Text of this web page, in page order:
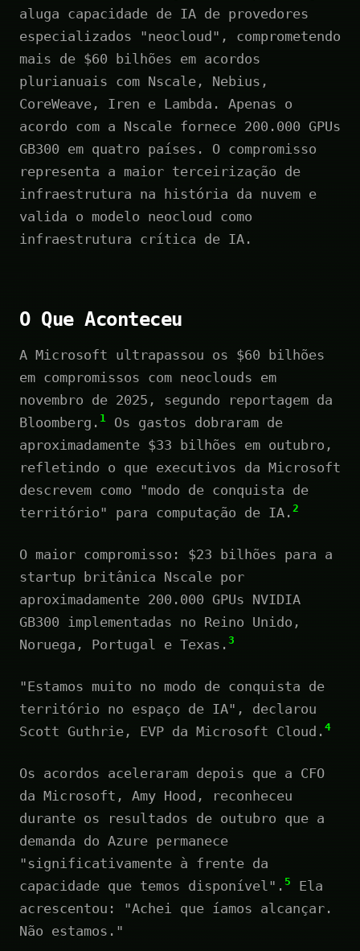
aluga capacidade de IA de provedores
especializados "neocloud", comprometendo
mais de $60 bilhões em acordos
plurianuais com Nscale, Nebius,
CoreWeave, Iren e Lambda. Apenas o
acordo com a Nscale fornece 200.000 GPUs
GB300 em quatro países. O compromisso
representa a maior terceirização de
infraestrutura na história da nuvem e
valida o modelo neocloud como
infraestrutura crítica de IA.
O Que Aconteceu
A Microsoft ultrapassou os $60 bilhões
em compromissos com neoclouds em
novembro de 2025, segundo reportagem da
Bloomberg. 1
Os gastos dobraram de
aproximadamente $33 bilhões em outubro,
refletindo o que executivos da Microsoft
descrevem como "modo de conquista de
território" para computação de IA. 2
O maior compromisso: $23 bilhões para a
startup britânica Nscale por
aproximadamente 200.000 GPUs NVIDIA
GB300 implementadas no Reino Unido,
Noruega, Portugal e Texas. 3
"Estamos muito no modo de conquista de
território no espaço de IA", declarou
Scott Guthrie, EVP da Microsoft Cloud. 4
Os acordos aceleraram depois que a CFO
da Microsoft, Amy Hood, reconheceu
durante os resultados de outubro que a
demanda do Azure permanece
"significativamente à frente da
capacidade que temos disponível". 5
Ela
acrescentou: "Achei que íamos alcançar.
Não estamos."